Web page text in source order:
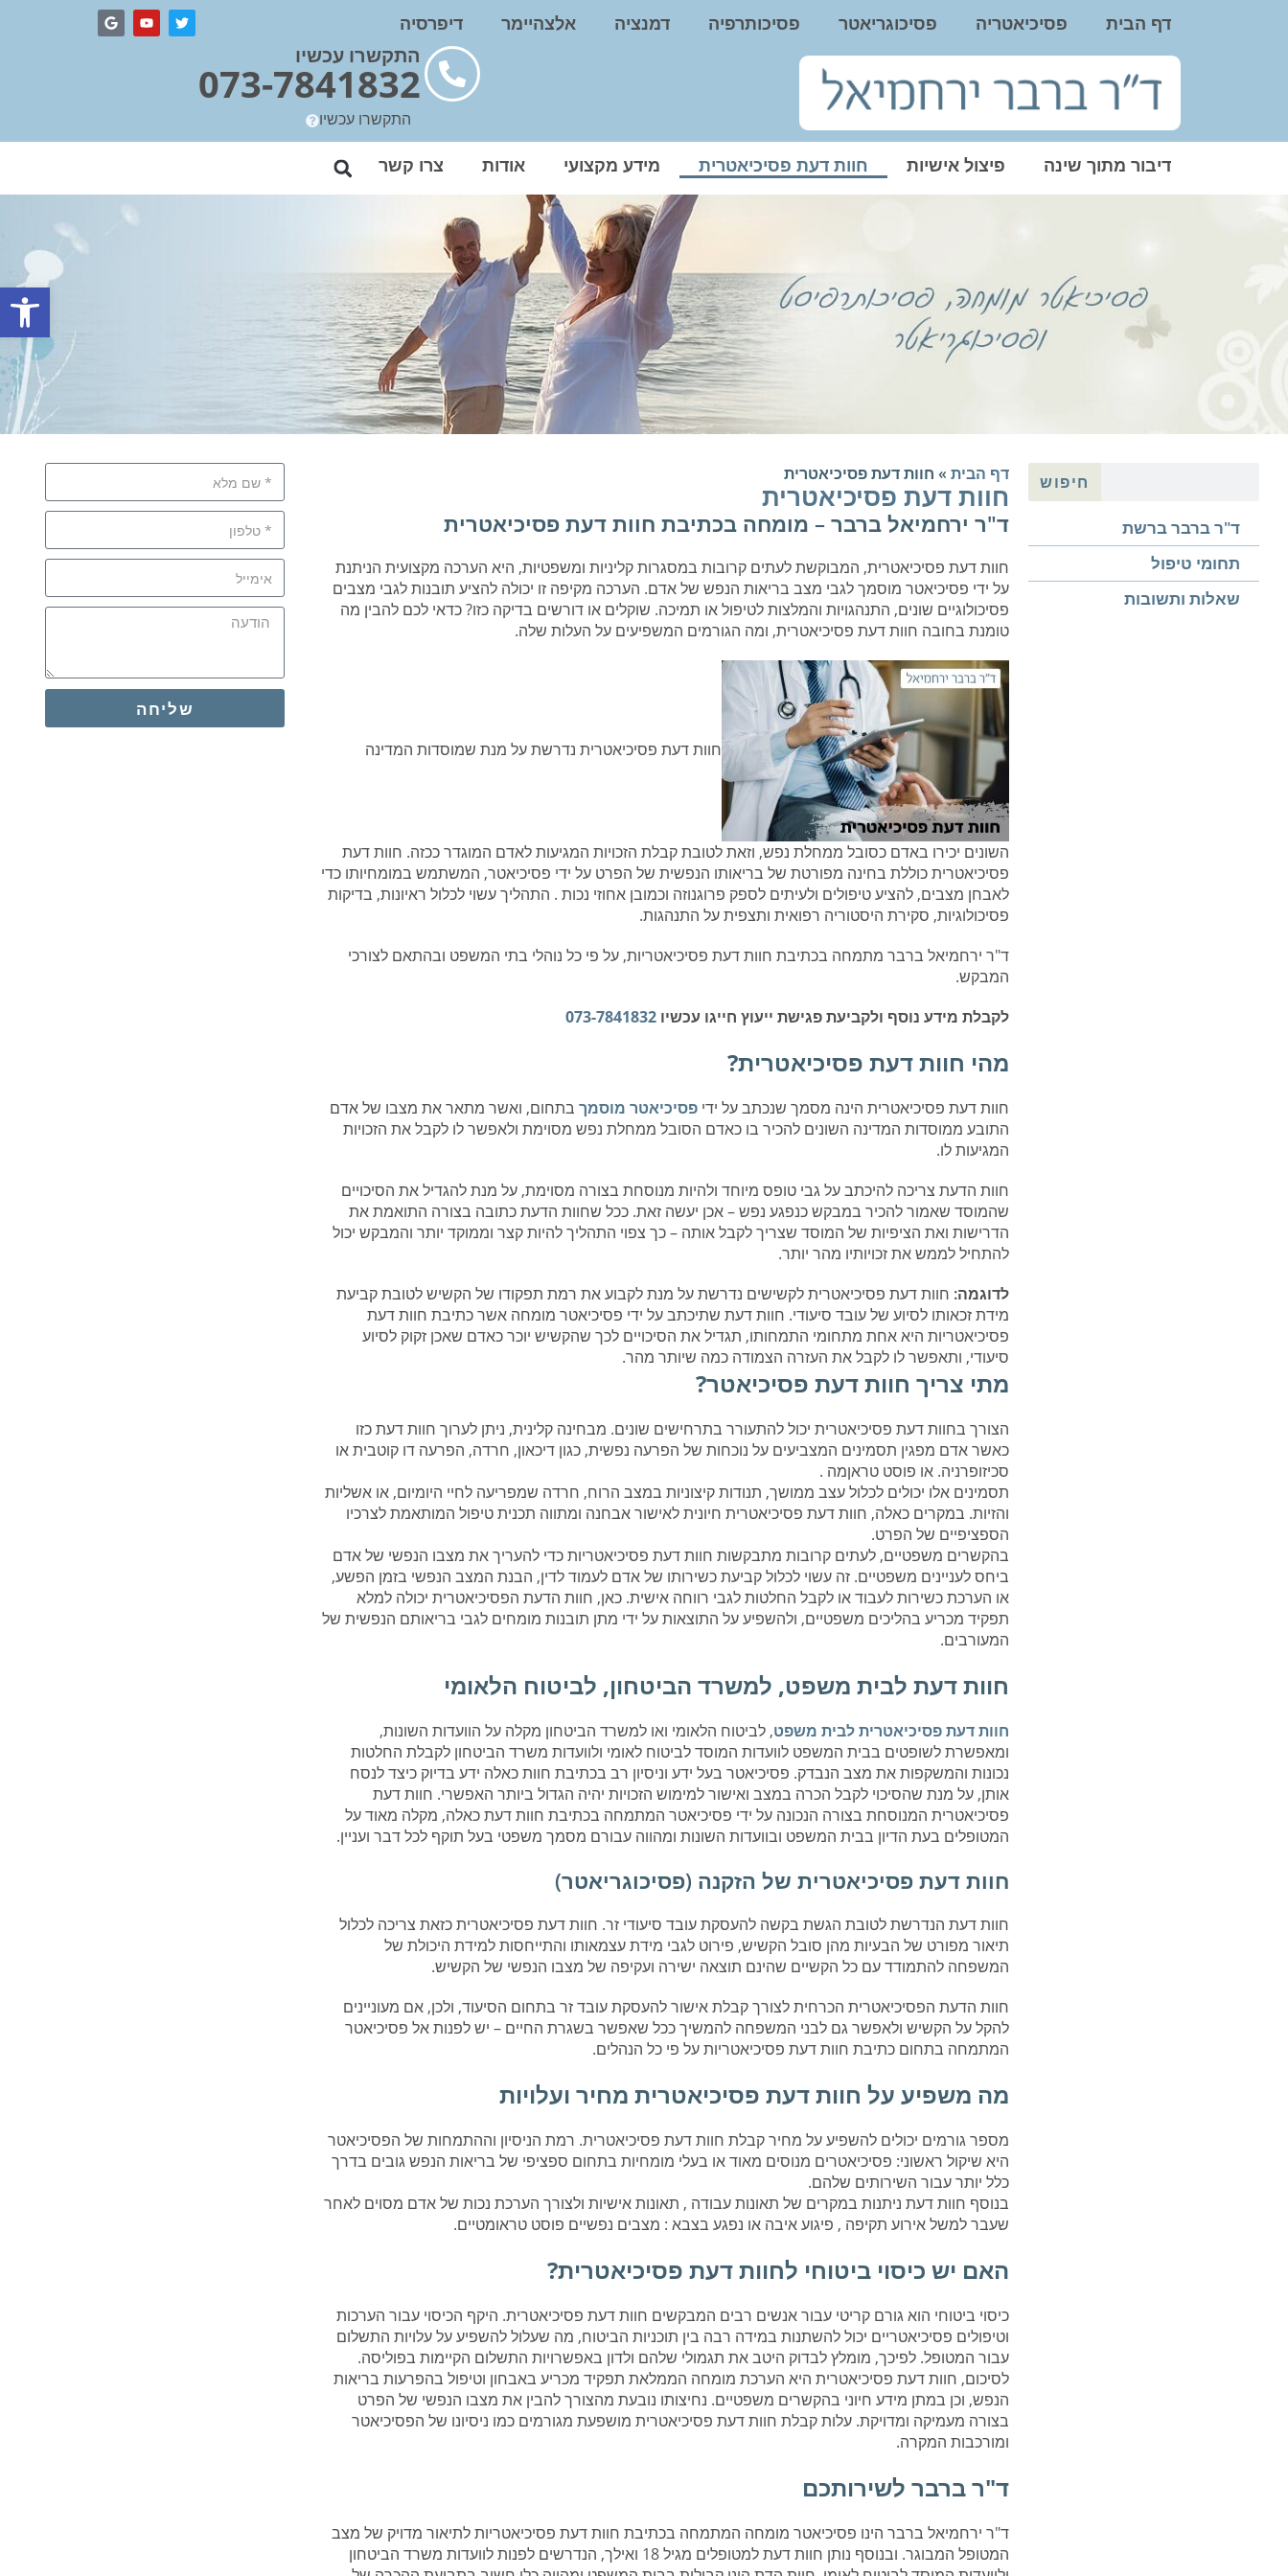
דף הבית פסיכיאטריה פסיכוגריאטר פסיכותרפיה דמנציה אלצהיימר דיפרסיה
התקשרו עכשיו
073-7841832
התקשרו עכשיו
דיבור מתוך שינה פיצול אישיות חוות דעת פסיכיאטרית מידע מקצועי אודות צרו קשר
חיפוש
ד"ר ברבר ברשת
תחומי טיפול
שאלות ותשובות
דף הבית» חוות דעת פסיכיאטרית
חוות דעת פסיכיאטרית
ד"ר ירחמיאל ברבר – מומחה בכתיבת חוות דעת פסיכיאטרית
חוות דעת פסיכיאטרית, המבוקשת לעתים קרובות במסגרות קליניות ומשפטיות, היא הערכה מקצועית הניתנת
על ידי פסיכיאטר מוסמך לגבי מצב בריאות הנפש של אדם. הערכה מקיפה זו יכולה להציע תובנות לגבי מצבים
פסיכולוגיים שונים, התנהגויות והמלצות לטיפול או תמיכה. שוקלים או דורשים בדיקה כזו? כדאי לכם להבין מה
טומנת בחובה חוות דעת פסיכיאטרית, ומה הגורמים המשפיעים על העלות שלה.
חוות דעת פסיכיאטרית נדרשת על מנת שמוסדות המדינה
השונים יכירו באדם כסובל ממחלת נפש, וזאת לטובת קבלת הזכויות המגיעות לאדם המוגדר ככזה. חוות דעת
פסיכיאטרית כוללת בחינה מפורטת של בריאותו הנפשית של הפרט על ידי פסיכיאטר, המשתמש במומחיותו כדי
לאבחן מצבים, להציע טיפולים ולעיתים לספק פרוגנוזה וכמובן אחוזי נכות . התהליך עשוי לכלול ראיונות, בדיקות
פסיכולוגיות, סקירת היסטוריה רפואית ותצפית על התנהגות.
ד"ר ירחמיאל ברבר מתמחה בכתיבת חוות דעת פסיכיאטריות, על פי כל נוהלי בתי המשפט ובהתאם לצורכי
המבקש.
לקבלת מידע נוסף ולקביעת פגישת ייעוץ חייגו עכשיו 073-7841832
מהי חוות דעת פסיכיאטרית?
חוות דעת פסיכיאטרית הינה מסמך שנכתב על ידי פסיכיאטר מוסמךבתחום, ואשר מתאר את מצבו של אדם
התובע ממוסדות המדינה השונים להכיר בו כאדם הסובל ממחלת נפש מסוימת ולאפשר לו לקבל את הזכויות
המגיעות לו.
חוות הדעת צריכה להיכתב על גבי טופס מיוחד ולהיות מנוסחת בצורה מסוימת, על מנת להגדיל את הסיכויים
שהמוסד שאמור להכיר במבקש כנפגע נפש – אכן יעשה זאת. ככל שחוות הדעת כתובה בצורה התואמת את
הדרישות ואת הציפיות של המוסד שצריך לקבל אותה – כך צפוי התהליך להיות קצר וממוקד יותר והמבקש יכול
להתחיל לממש את זכויותיו מהר יותר.
לדוגמה: חוות דעת פסיכיאטרית לקשישים נדרשת על מנת לקבוע את רמת תפקודו של הקשיש לטובת קביעת
מידת זכאותו לסיוע של עובד סיעודי. חוות דעת שתיכתב על ידי פסיכיאטר מומחה אשר כתיבת חוות דעת
פסיכיאטריות היא אחת מתחומי התמחותו, תגדיל את הסיכויים לכך שהקשיש יוכר כאדם שאכן זקוק לסיוע
סיעודי, ותאפשר לו לקבל את העזרה הצמודה כמה שיותר מהר.
מתי צריך חוות דעת פסיכיאטר?
הצורך בחוות דעת פסיכיאטרית יכול להתעורר בתרחישים שונים. מבחינה קלינית, ניתן לערוך חוות דעת כזו
כאשר אדם מפגין תסמינים המצביעים על נוכחות של הפרעה נפשית, כגון דיכאון, חרדה, הפרעה דו קוטבית או
סכיזופרניה. או פוסט טראןמה .
תסמינים אלו יכולים לכלול עצב ממושך, תנודות קיצוניות במצב הרוח, חרדה שמפריעה לחיי היומיום, או אשליות
והזיות. במקרים כאלה, חוות דעת פסיכיאטרית חיונית לאישור אבחנה ומתווה תכנית טיפול המותאמת לצרכיו
הספציפיים של הפרט.
בהקשרים משפטיים, לעתים קרובות מתבקשות חוות דעת פסיכיאטריות כדי להעריך את מצבו הנפשי של אדם
ביחס לעניינים משפטיים. זה עשוי לכלול קביעת כשירותו של אדם לעמוד לדין, הבנת המצב הנפשי בזמן הפשע,
או הערכת כשירות לעבוד או לקבל החלטות לגבי רווחה אישית. כאן, חוות הדעת הפסיכיאטרית יכולה למלא
תפקיד מכריע בהליכים משפטיים, ולהשפיע על התוצאות על ידי מתן תובנות מומחים לגבי בריאותם הנפשית של
המעורבים.
חוות דעת לבית משפט, למשרד הביטחון, לביטוח הלאומי
חוות דעת פסיכיאטרית לבית משפט, לביטוח הלאומי ואו למשרד הביטחון מקלה על הוועדות השונות,
ומאפשרת לשופטים בבית המשפט לוועדות המוסד לביטוח לאומי ולוועדות משרד הביטחון לקבלת החלטות
נכונות והמשקפות את מצב הנבדק. פסיכיאטר בעל ידע וניסיון רב בכתיבת חוות כאלה ידע בדיוק כיצד לנסח
אותן, על מנת שהסיכוי לקבל הכרה במצב ואישור למימוש הזכויות יהיה הגדול ביותר האפשרי. חוות דעת
פסיכיאטרית המנוסחת בצורה הנכונה על ידי פסיכיאטר המתמחה בכתיבת חוות דעת כאלה, מקלה מאוד על
המטופלים בעת הדיון בבית המשפט ובוועדות השונות ומהווה עבורם מסמך משפטי בעל תוקף לכל דבר ועניין.
חוות דעת פסיכיאטרית של הזקנה (פסיכוגריאטר)
חוות דעת הנדרשת לטובת הגשת בקשה להעסקת עובד סיעודי זר. חוות דעת פסיכיאטרית כזאת צריכה לכלול
תיאור מפורט של הבעיות מהן סובל הקשיש, פירוט לגבי מידת עצמאותו והתייחסות למידת היכולת של
המשפחה להתמודד עם כל הקשיים שהינם תוצאה ישירה ועקיפה של מצבו הנפשי של הקשיש.
חוות הדעת הפסיכיאטרית הכרחית לצורך קבלת אישור להעסקת עובד זר בתחום הסיעוד, ולכן, אם מעוניינים
להקל על הקשיש ולאפשר גם לבני המשפחה להמשיך ככל שאפשר בשגרת החיים – יש לפנות אל פסיכיאטר
המתמחה בתחום כתיבת חוות דעת פסיכיאטריות על פי כל הנהלים.
מה משפיע על חוות דעת פסיכיאטרית מחיר ועלויות
מספר גורמים יכולים להשפיע על מחיר קבלת חוות דעת פסיכיאטרית. רמת הניסיון וההתמחות של הפסיכיאטר
היא שיקול ראשוני: פסיכיאטרים מנוסים מאוד או בעלי מומחיות בתחום ספציפי של בריאות הנפש גובים בדרך
כלל יותר עבור השירותים שלהם.
בנוסף חוות דעת ניתנות במקרים של תאונות עבודה , תאונות אישיות ולצורך הערכת נכות של אדם מסוים לאחר
שעבר למשל אירוע תקיפה , פיגוע איבה או נפגע בצבא : מצבים נפשיים פוסט טראומטיים.
האם יש כיסוי ביטוחי לחוות דעת פסיכיאטרית?
כיסוי ביטוחי הוא גורם קריטי עבור אנשים רבים המבקשים חוות דעת פסיכיאטרית. היקף הכיסוי עבור הערכות
וטיפולים פסיכיאטריים יכול להשתנות במידה רבה בין תוכניות הביטוח, מה שעלול להשפיע על עלויות התשלום
עבור המטופל. לפיכך, מומלץ לבדוק היטב את תגמולי שלהם ולדון באפשרויות התשלום הקיימות בפוליסה.
לסיכום, חוות דעת פסיכיאטרית היא הערכת מומחה הממלאת תפקיד מכריע באבחון וטיפול בהפרעות בריאות
הנפש, וכן במתן מידע חיוני בהקשרים משפטיים. נחיצותו נובעת מהצורך להבין את מצבו הנפשי של הפרט
בצורה מעמיקה ומדויקת. עלות קבלת חוות דעת פסיכיאטרית מושפעת מגורמים כמו ניסיונו של הפסיכיאטר
ומורכבות המקרה.
ד"ר ברבר לשירותכם
ד"ר ירחמיאל ברבר הינו פסיכיאטר מומחה המתמחה בכתיבת חוות דעת פסיכיאטריות לתיאור מדויק של מצב
המטופל המבוגר. ובנוסף נותן חוות דעת למטופלים מגיל 18 ואילך, הנדרשים לפנות לוועדות משרד הביטחון
שליחה
פתח סרגל נגישות